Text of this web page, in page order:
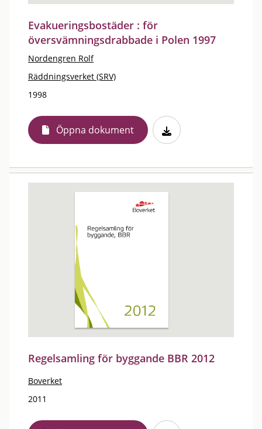
Evakueringsbostäder : för
översvämningsdrabbade i Polen 1997
Nordengren Rolf
Räddningsverket (SRV)
1998
Öppna dokument
Regelsamling för byggande BBR 2012
Boverket
2011